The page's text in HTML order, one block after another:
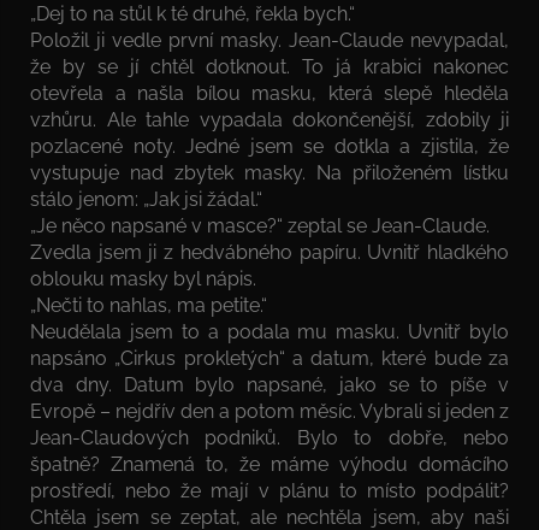
„Dej to na stůl k té druhé, řekla bych.“
Položil ji vedle první masky. Jean-Claude nevypadal,
že by se jí chtěl dotknout. To já krabici nakonec
otevřela a našla bílou masku, která slepě hleděla
vzhůru. Ale tahle vypadala dokončenější, zdobily ji
pozlacené noty. Jedné jsem se dotkla a zjistila, že
vystupuje nad zbytek masky. Na přiloženém lístku
stálo jenom: „Jak jsi žádal.“
„Je něco napsané v masce?“ zeptal se Jean-Claude.
Zvedla jsem ji z hedvábného papíru. Uvnitř hladkého
oblouku masky byl nápis.
„Nečti to nahlas, ma petite.“
Neudělala jsem to a podala mu masku. Uvnitř bylo
napsáno „Cirkus prokletých“ a datum, které bude za
dva dny. Datum bylo napsané, jako se to píše v
Evropě – nejdřív den a potom měsíc. Vybrali si jeden z
Jean-Claudových podniků. Bylo to dobře, nebo
špatně? Znamená to, že máme výhodu domácího
prostředí, nebo že mají v plánu to místo podpálit?
Chtěla jsem se zeptat, ale nechtěla jsem, aby naši